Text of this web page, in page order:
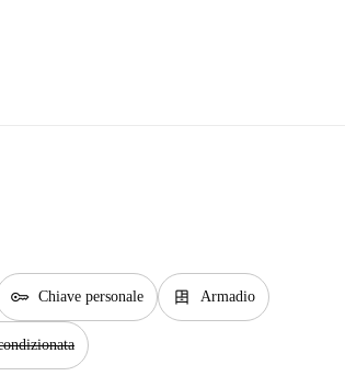
key Chiave personale dresser Armadio